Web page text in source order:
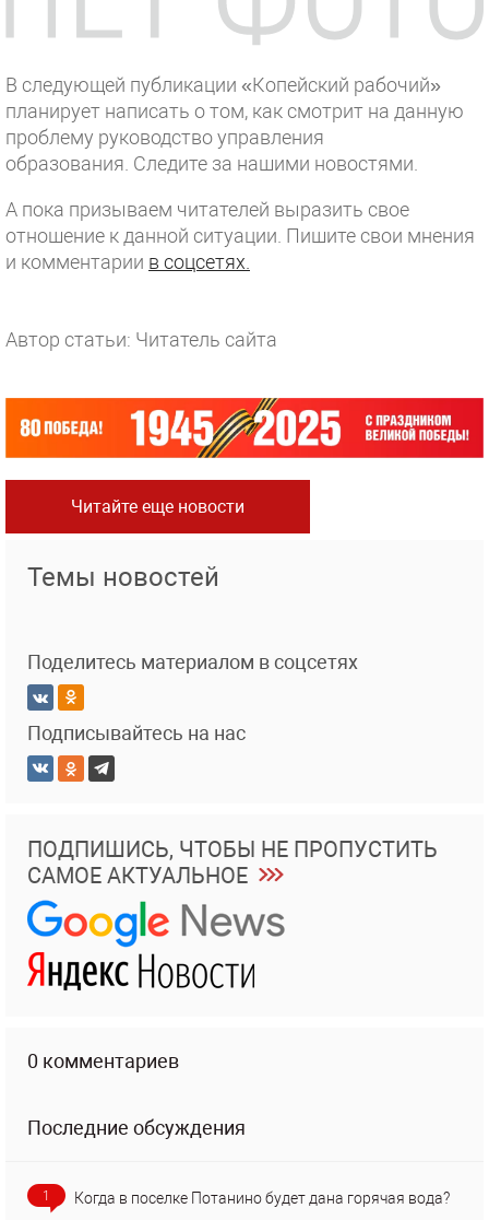
В следующей публикации «Копейский рабочий»
планирует написать о том, как смотрит на данную
проблему руководство управления
образования. Следите за нашими новостями.
А пока призываем читателей выразить свое
отношение к данной ситуации. Пишите свои мнения
и комментарии в соцсетях.
Автор статьи: Читатель сайта
Читайте еще новости
Темы новостей
Поделитесь материалом в соцсетях
Подписывайтесь на нас
ПОДПИШИСЬ, ЧТОБЫ НЕ ПРОПУСТИТЬ
САМОЕ АКТУАЛЬНОЕ
0 комментариев
Последние обсуждения
1 Когда в поселке Потанино будет дана горячая вода?